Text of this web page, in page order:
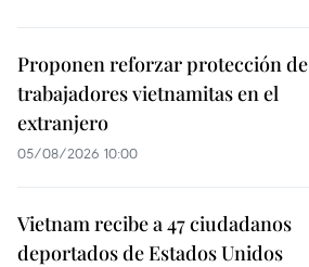
Proponen reforzar protección de
trabajadores vietnamitas en el
extranjero
05/08/2026 10:00
Vietnam recibe a 47 ciudadanos
deportados de Estados Unidos